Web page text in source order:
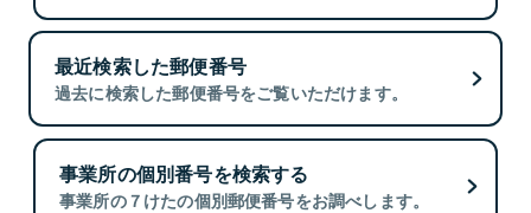
最近検索した郵便番号
過去に検索した郵便番号をご覧いただけます。
事業所の個別番号を検索する
事業所の７けたの個別郵便番号をお調べします。